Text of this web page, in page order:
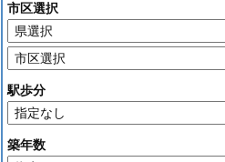
市区選択
駅歩分
築年数